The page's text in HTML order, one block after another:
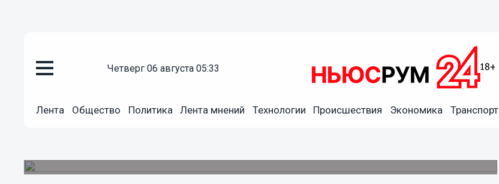
четверг 06 августа 05:33
Лента Общество Политика Лента мнений Технологии Происшествия Экономика Транспорт
Нижегородцы, проходящие лечение в наркодиспансере,